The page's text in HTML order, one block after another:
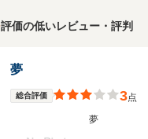
評価の低いレビュー・評判
夢
総合評価 3点
夢